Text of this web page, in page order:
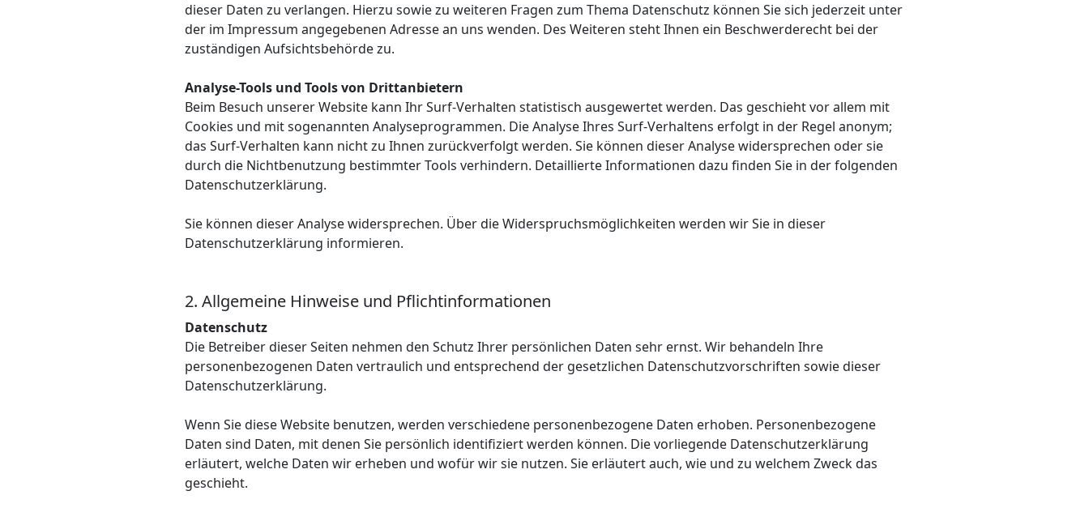
dieser Daten zu verlangen. Hierzu sowie zu weiteren Fragen zum Thema Datenschutz können Sie sich jederzeit unter
der im Impressum angegebenen Adresse an uns wenden. Des Weiteren steht Ihnen ein Beschwerderecht bei der
zuständigen Aufsichtsbehörde zu.
Analyse-Tools und Tools von Drittanbietern
Beim Besuch unserer Website kann Ihr Surf-Verhalten statistisch ausgewertet werden. Das geschieht vor allem mit
Cookies und mit sogenannten Analyseprogrammen. Die Analyse Ihres Surf-Verhaltens erfolgt in der Regel anonym;
das Surf-Verhalten kann nicht zu Ihnen zurückverfolgt werden. Sie können dieser Analyse widersprechen oder sie
durch die Nichtbenutzung bestimmter Tools verhindern. Detaillierte Informationen dazu finden Sie in der folgenden
Datenschutzerklärung.
Sie können dieser Analyse widersprechen. Über die Widerspruchsmöglichkeiten werden wir Sie in dieser
Datenschutzerklärung informieren.
2. Allgemeine Hinweise und Pflichtinformationen
Datenschutz
Die Betreiber dieser Seiten nehmen den Schutz Ihrer persönlichen Daten sehr ernst. Wir behandeln Ihre
personenbezogenen Daten vertraulich und entsprechend der gesetzlichen Datenschutzvorschriften sowie dieser
Datenschutzerklärung.
Wenn Sie diese Website benutzen, werden verschiedene personenbezogene Daten erhoben. Personenbezogene
Daten sind Daten, mit denen Sie persönlich identifiziert werden können. Die vorliegende Datenschutzerklärung
erläutert, welche Daten wir erheben und wofür wir sie nutzen. Sie erläutert auch, wie und zu welchem Zweck das
geschieht.